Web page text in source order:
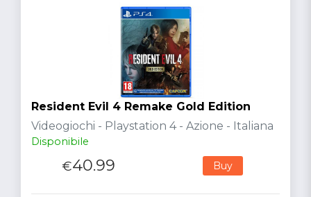
Resident Evil 4 Remake Gold Edition
Videogiochi - Playstation 4 - Azione - Italiana
Disponibile
€40.99 Buy